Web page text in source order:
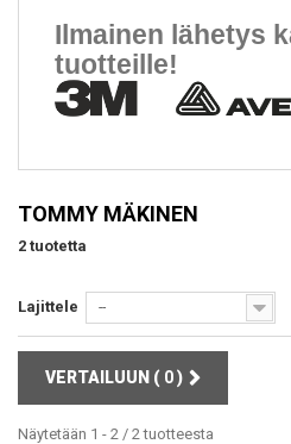
Ilmainen lähetys
tuotteille!
TOMMY MÄKINEN
2 tuotetta
Lajittele --
VERTAILUUN ( 0)
Näytetään 1 - 2 / 2 tuotteesta